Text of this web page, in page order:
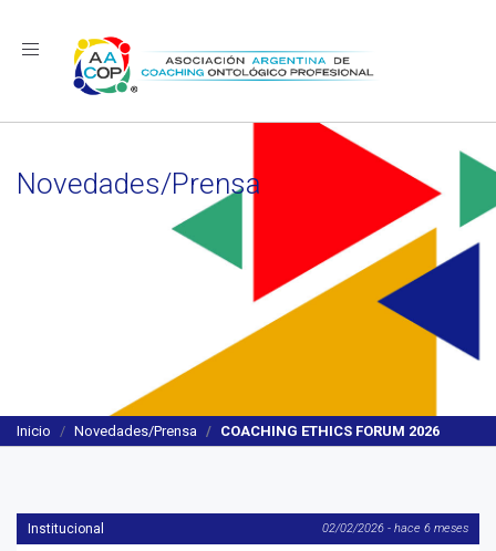
Navegación
Novedades/Prensa
Inicio Novedades/Prensa COACHING ETHICS FORUM 2026
Institucional 02/02/2026 - hace 6 meses